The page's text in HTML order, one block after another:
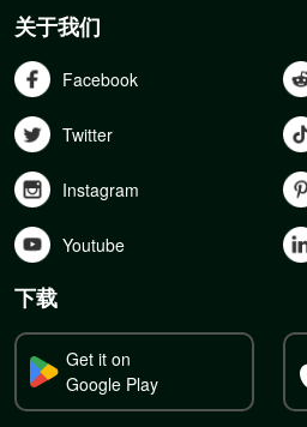
关于我们
Facebook
Twitter
Instagram
Youtube
下载
Get it on
Google Play